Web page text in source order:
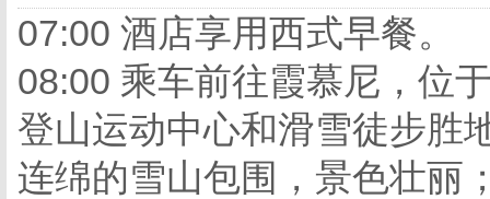
07:00 酒店享用西式早餐。
08:00 乘车前往霞慕尼，位
登山运动中心和滑雪徒步胜
连绵的雪山包围，景色壮丽